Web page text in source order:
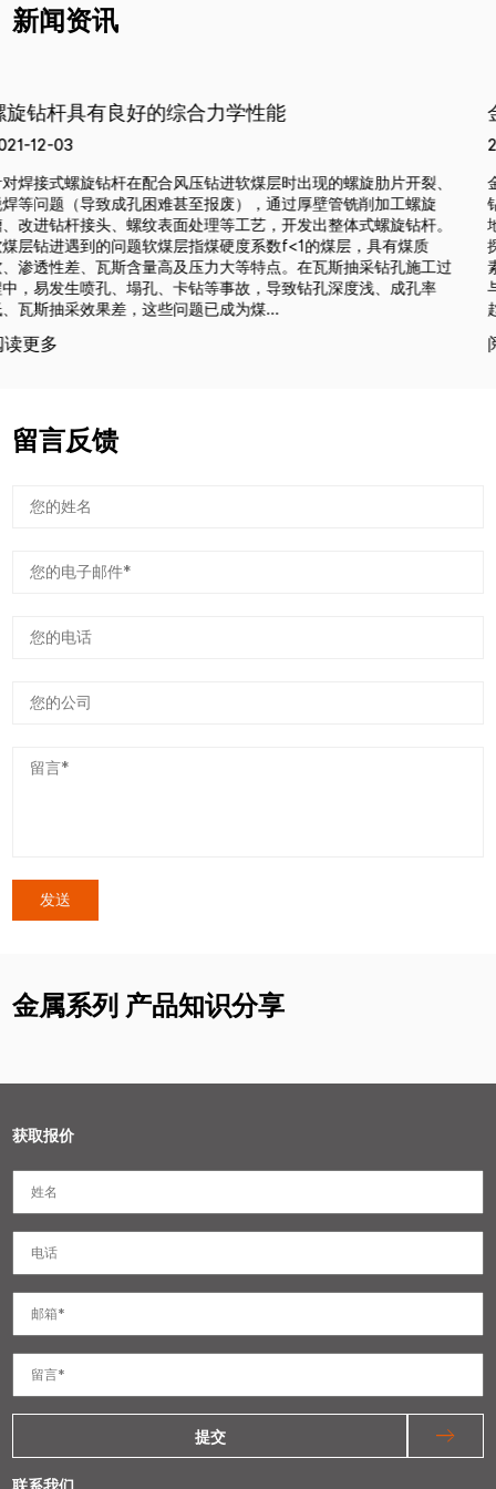
新闻资讯
螺旋肋片开裂、
铣削加工螺旋
体式螺旋钻杆。
层，具有煤质
抽采钻孔施工过
度浅、成孔率
金刚石钻头磨损率的影响因素
金刚石钻头的磨损率直接决定其使用寿命。对于
钻杆而言，钻头寿命决定了钻探成本的高低。无
地质钻探操作者，理解钻头磨损率的影响因素可
探成本，其主要影响因素包括钻压、转速、齿磨
素。 一、钻压对齿磨损速度的影响公式中D1、
与牙轮钻头尺寸相关。当钻压＝金刚石钻头D2/
趋于无限大，即D2/D1为该钻头...
留言反馈
金属系列 产品知识分享
获取报价
提交
联系我们